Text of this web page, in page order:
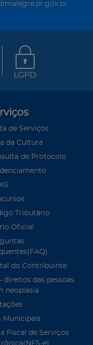
LGPD
de Serviços
da Cultura
de Protocolo
Tributário
Oficial
do Contribuinte
- direitos das pessoas
neoplasia
Municipais
Fiscal de Serviços
e)